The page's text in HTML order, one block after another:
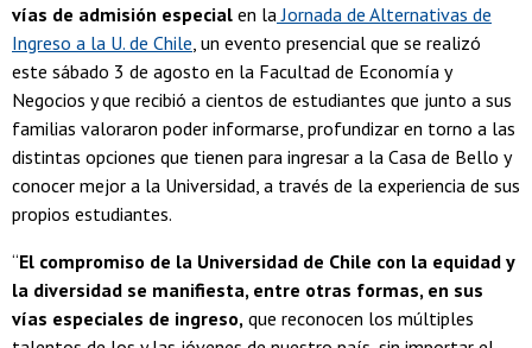
vías de admisión especial en laJornada de Alternativas de
Ingreso a la U. de Chile, un evento presencial que se realizó
este sábado 3 de agosto en la Facultad de Economía y
Negocios y que recibió a cientos de estudiantes que junto a sus
familias valoraron poder informarse, profundizar en torno a las
distintas opciones que tienen para ingresar a la Casa de Bello y
conocer mejor a la Universidad, a través de la experiencia de sus
propios estudiantes.
“El compromiso de la Universidad de Chile con la equidad y
la diversidad se manifiesta, entre otras formas, en sus
vías especiales de ingreso, que reconocen los múltiples